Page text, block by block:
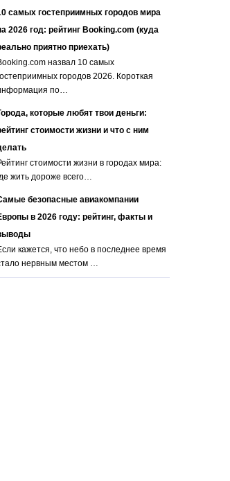
самых гостеприимных городов мира
2026 год: рейтинг Booking.com (куда
приятно приехать)
назвал 10 самых
городов 2026. Короткая
по…
которые любят твои деньги:
стоимости жизни и что с ним
стоимости жизни в городах мира:
жить дороже всего…
безопасные авиакомпании
в 2026 году: рейтинг, факты и
кажется, что небо в последнее время
нервным местом …